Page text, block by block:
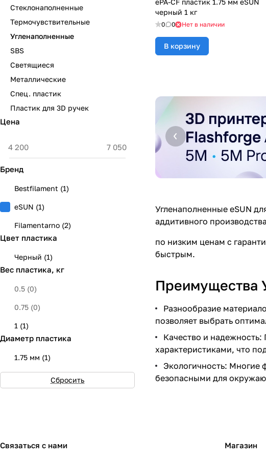
ePA-CF пластик 1.75 мм eSUN
черный 1 кг
0 0 Нет в наличии
В корзину
Угленаполненные eSUN
аддитивного
по низким ценам с
быстрым.
Преимущества
Разнообразие
позволяет выбрать
Качество и
характеристиками, что
Экологичность: Многие
безопасными для
Стеклонаполненные
Термочувствительные
Угленаполненные
SBS
Светящиеся
Металлические
Спец. пластик
Пластик для 3D ручек
Цена
Бренд
Bestfilament (1)
eSUN (1)
Filamentarno (2)
Цвет пластика
Черный (1)
Вес пластика, кг
0.5 (0)
0.75 (0)
1 (1)
Диаметр пластика
1.75 мм (1)
Сбросить
Связаться с нами Магазин